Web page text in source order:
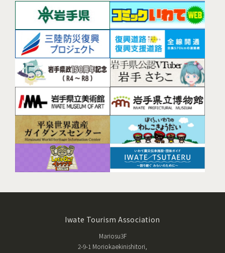
Iwate Tourism Association
Mariosu3F
2-9-1 Moriokaekinishitori,